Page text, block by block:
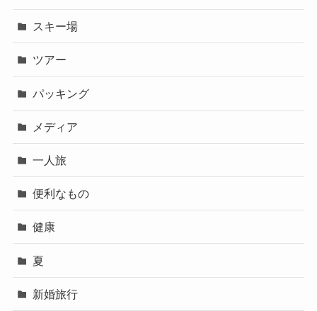
スキー場
ツアー
パッキング
メディア
一人旅
便利なもの
健康
夏
新婚旅行